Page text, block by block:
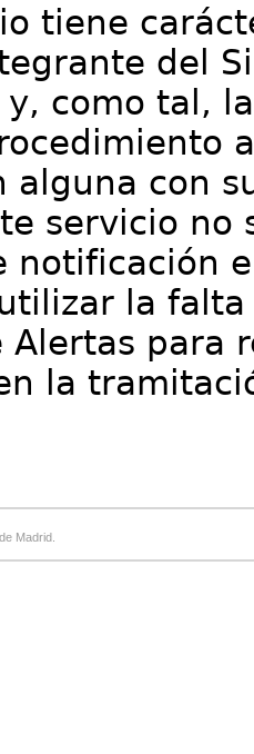
tiene
del
y, como tal,
alguna con
servicio no
notificación
la
Alertas para
la
Madrid.